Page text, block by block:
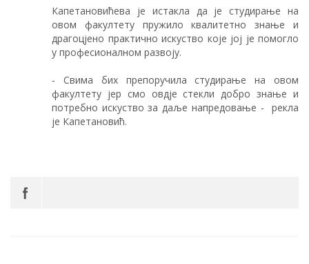
Капетановићева је истакла да је студирање на
овом факултету пружило квалитетно знање и
драгоцјено практично искуство које јој је помогло
у професионалном развоју.
- Свима бих препоручила студирање на овом
факултету јер смо овдје стекли добро знање и
потребно искуство за даље напредовање - рекла
је Капетановић.